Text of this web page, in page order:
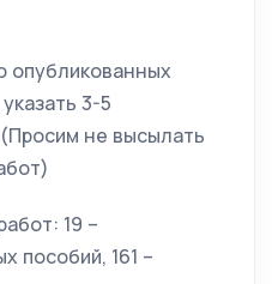
опубликованных
3-5
не высылать
19 –
пособий, 161 –